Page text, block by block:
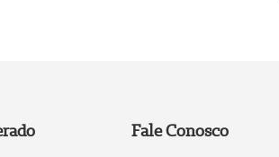
Fale Conosco